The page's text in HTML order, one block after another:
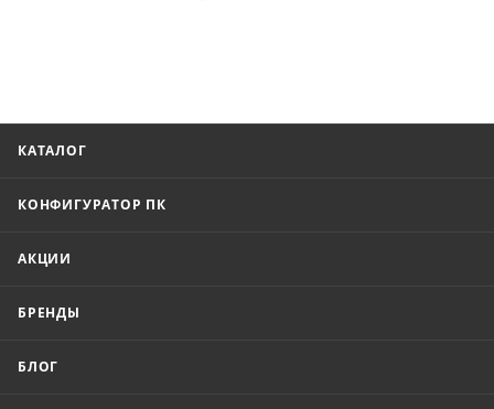
КАТАЛОГ
КОНФИГУРАТОР ПК
АКЦИИ
БРЕНДЫ
БЛОГ